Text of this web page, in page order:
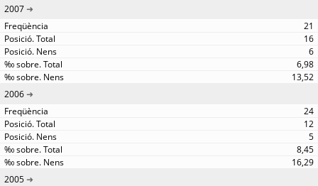
2007
21
16
6
6,98
13,52
2006
24
12
5
8,45
16,29
2005